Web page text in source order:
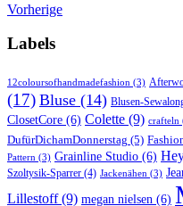
Vorherige
Labels
12coloursofhandmadefashion (3)
(17) Bluse (14) Blusen-
ClosetCore (6) Colette (9) crafteln
DufürDichamDonnerstag (5)
Pattern (3) Grainline Studio (6)
Szoltysik-Sparrer (4) Jackenähen (3)
Lillestoff(9) megan nielsen (6)